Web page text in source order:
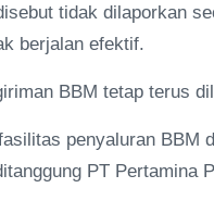
tidak dilaporkan
berjalan efektif.
BBM tetap terus
penyaluran BBM
PT Pertamina